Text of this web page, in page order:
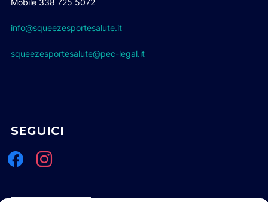
info@squeezesportesalute.it
squeezesportesalute@pec-legal.it
SEGUICI